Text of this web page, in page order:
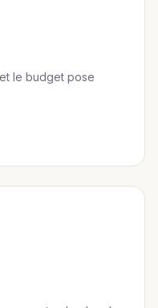
le budget pose